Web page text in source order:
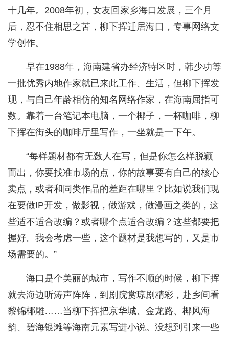
十几年。2008年初，女友回家乡海口发展，三个月
后，忍不住相思之苦，柳下挥迁居海口，专事网络文
学创作。
早在1988年，海南建省办经济特区时，韩少功等
一批优秀内地作家就已来此工作、生活，但柳下挥发
现，与自己年龄相仿的知名网络作家，在海南屈指可
数。靠着一台笔记本电脑，一个椰子，一杯咖啡，柳
下挥在街头的咖啡厅里写作，一坐就是一下午。
“每样题材都有无数人在写，但是你怎么样脱颖
而出，你要找准市场的点，你的故事要有自己的核心
卖点，或者和同类作品的差距在哪里？比如说我们现
在要做IP开发，做影视，做游戏，做漫画之类的，这
些适不适合改编？或者哪个点适合改编？这些都要把
握好。我会考虑一些，这个题材是我想写的，又是市
场需要的。”
海口是个美丽的城市，写作不顺的时候，柳下挥
就去海边听涛声阵阵，到剧院赏琼剧精彩，赴乡间看
黎锦椰雕……当柳下挥把京华城、金龙路、椰风海
韵、碧海银滩等海南元素写进小说。没想到引来一些